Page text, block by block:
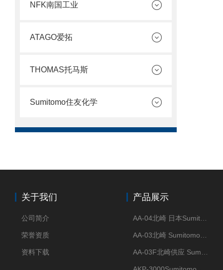
NFK南国工业
ATAGO爱拓
THOMAS托马斯
Sumitomo住友化学
关于我们
公司简介
荣誉资质
资料下载
产品展示